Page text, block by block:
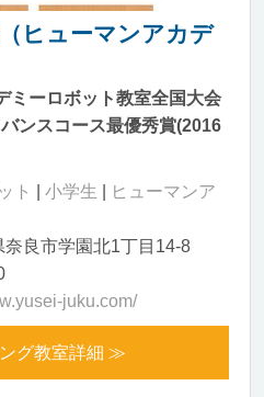
ヒューマンアカデ
ーロボット教室全国大会
ンスコース最優秀賞(2016
ト 小学生
ヒューマンア
奈良市学園北1丁目14-8
juku.com/
グ教室詳細 ≫